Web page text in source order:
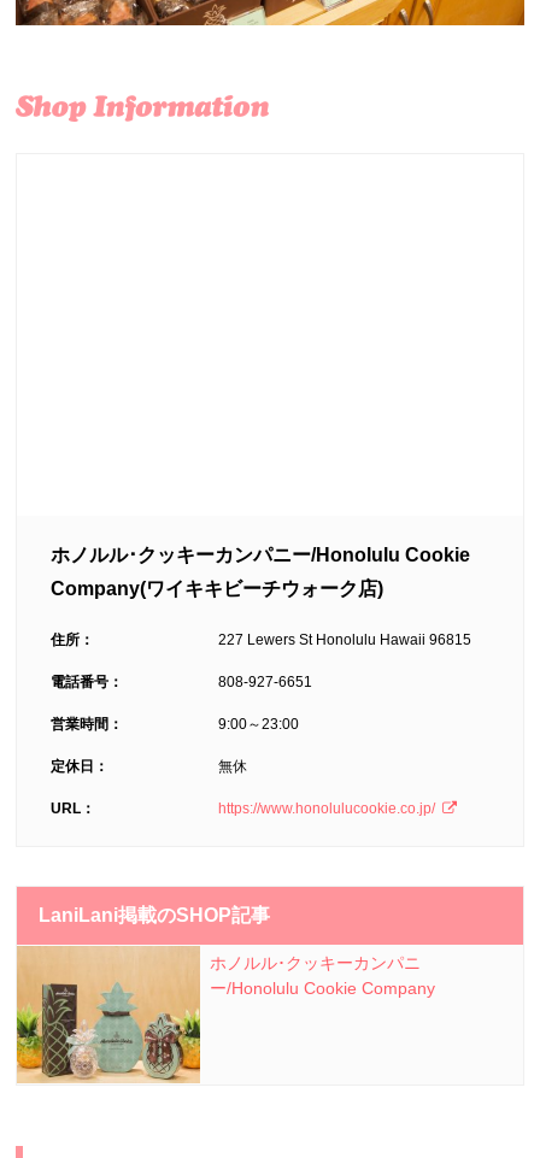
ホノルル･クッキーカンパニー/Honolulu Cookie
Company(ワイキキビーチウォーク店)
住所： 227 Lewers St Honolulu Hawaii 96815
電話番号： 808-927-6651
営業時間： 9:00～23:00
定休日： 無休
URL： https://www.honolulucookie.co.jp/
LaniLani掲載のSHOP記事
ホノルル･クッキーカンパニ
ー/Honolulu Cookie Company